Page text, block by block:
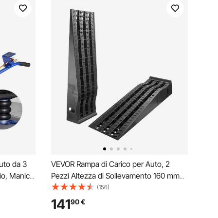
da 3
Manico
VEVOR Rampa di Carico per Auto, 2
Pezzi Altezza di Sollevamento 160 mm
Rampa per Sollevamento per Auto da
Officina, Cambio Olio e Riparazione di
Camion, Ogni Pezzo Carico 1474 kg,
(156)
14190€